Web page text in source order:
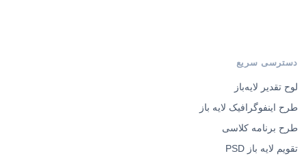
دسترسی سریع
لوح تقدیر لایه‌باز
طرح اینفوگرافیک لایه باز
طرح برنامه کلاسی
تقویم لایه باز PSD